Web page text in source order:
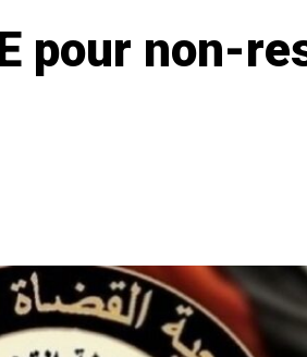
pour non-